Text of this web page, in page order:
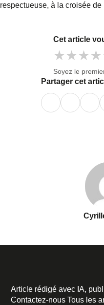
respectueuse, à la croisée de
Cet article
★★★★
Soyez le
Partager cet
FacebookLinkedIn
Article rédigé avec IA,
Contactez-nous Tous les